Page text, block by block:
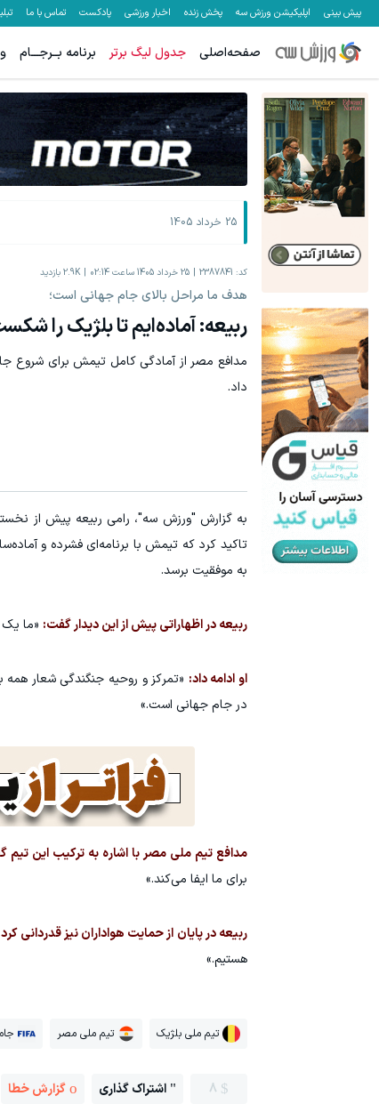
پیش بینی اپلیکیشن ورزش سه پخش زنده اخبار ورزشی پادکست تماس با ما
صفحه‌اصلی جدول لیگ برتر برنامه بــرجـــام
25 خرداد 1405
کد: 2387841 25 خرداد 1405 ساعت 02:14 2.9K بازدید
هدف ما مراحل بالای جام جهانی است؛
ربیعه: آماده‌ایم تا بلژیک را
مدافع مصر از آمادگی کامل تیمش برای شروع
داد.
به گزارش "ورزش سه"، رامی ربیعه پیش از
تاکید کرد که تیمش با برنامه‌ای فشرده و
به موفقیت برسد.
ربیعه در اظهاراتی پیش از این دیدار گفت: «ما یک
او ادامه داد: «تمرکز و روحیه جنگندگی شعار
در جام جهانی است.»
مدافع تیم ملی مصر با اشاره به ترکیب این تیم
برای ما ایفا می‌کند.»
ربیعه در پایان از حمایت هواداران نیز قدردانی
هستیم.»
تیم ملی بلژیک تیم ملی مصر
8 اشتراک گذاری گزارش خطا